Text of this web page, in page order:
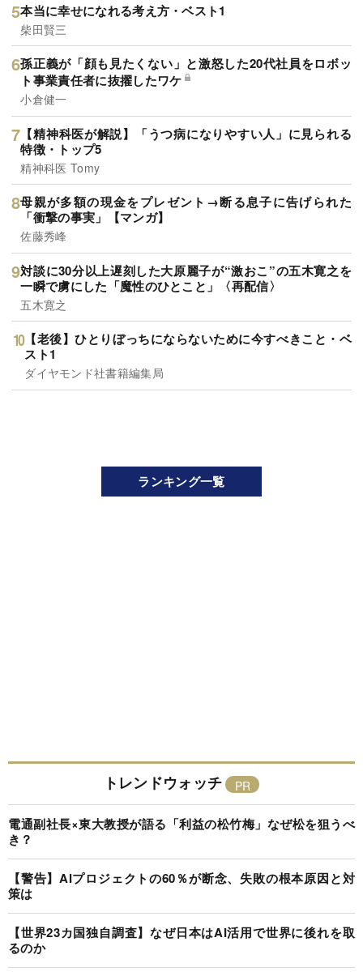
本当に幸せになれる考え方・ベスト1
柴田賢三
孫正義が「顔も見たくない」と激怒した20代社員をロボッ
ト事業責任者に抜擢したワケ
小倉健一
【精神科医が解説】「うつ病になりやすい人」に見られる
特徴・トップ5
精神科医 Tomy
母親が多額の現金をプレゼント→断る息子に告げられた
「衝撃の事実」【マンガ】
佐藤秀峰
対談に30分以上遅刻した大原麗子が“激おこ”の五木寛之を
一瞬で虜にした「魔性のひとこと」〈再配信〉
五木寛之
【老後】ひとりぼっちにならないために今すべきこと・ベ
スト1
ダイヤモンド社書籍編集局
ランキング一覧
トレンドウォッチ
電通副社長×東大教授が語る「利益の松竹梅」なぜ松を狙うべ
き？
【警告】AIプロジェクトの60％が断念、失敗の根本原因と対
策は
【世界23カ国独自調査】なぜ日本はAI活用で世界に後れを取
るのか